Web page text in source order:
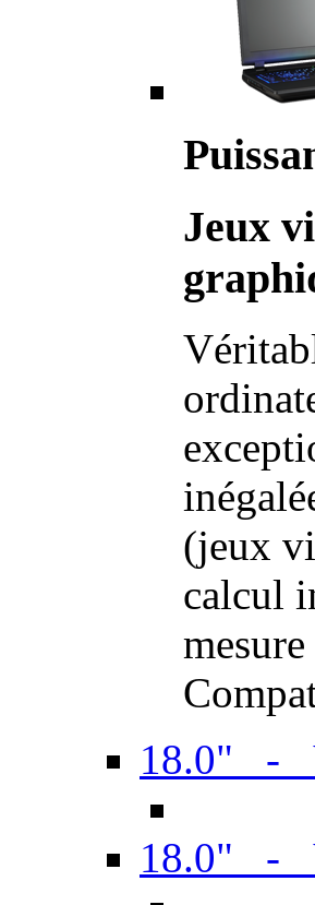
Jeux
(jeux
calcul
18.0" -
18.0" -